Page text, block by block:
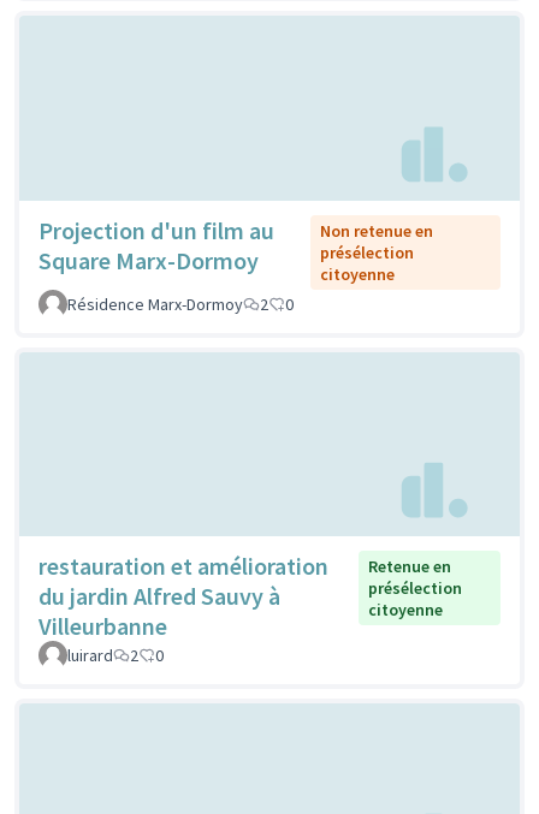
Projection d'un film au
Square Marx-Dormoy
Non retenue en
présélection
citoyenne
Résidence Marx-Dormoy
2 0
restauration et amélioration
du jardin Alfred Sauvy à
Villeurbanne
Retenue en
présélection
citoyenne
luirard 2 0